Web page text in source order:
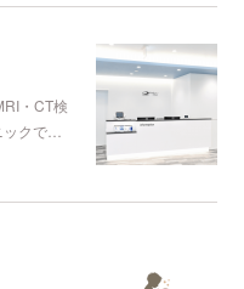
・CT検
クで…